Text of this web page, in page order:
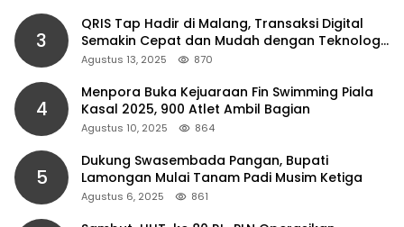
3
QRIS Tap Hadir di Malang, Transaksi Digital
Semakin Cepat dan Mudah dengan Teknologi
NFC
Agustus 13, 2025 870
4
Menpora Buka Kejuaraan Fin Swimming Piala
Kasal 2025, 900 Atlet Ambil Bagian
Agustus 10, 2025 864
5
Dukung Swasembada Pangan, Bupati
Lamongan Mulai Tanam Padi Musim Ketiga
Agustus 6, 2025 861